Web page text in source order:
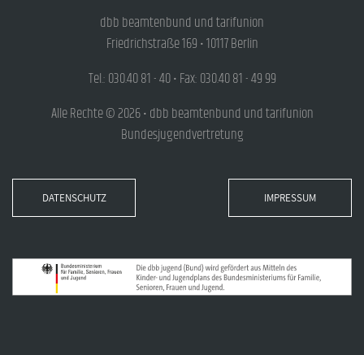
dbb beamtenbund und tarifunion
Friedrichstraße 169 • 10117 Berlin
Tel.: 030.40 81 - 40 • Fax: 030.40 81 - 49 99
Alle Rechte © 2026 • dbb beamtenbund und tarifunion
Bundesjugendvertretung
DATENSCHUTZ IMPRESSUM